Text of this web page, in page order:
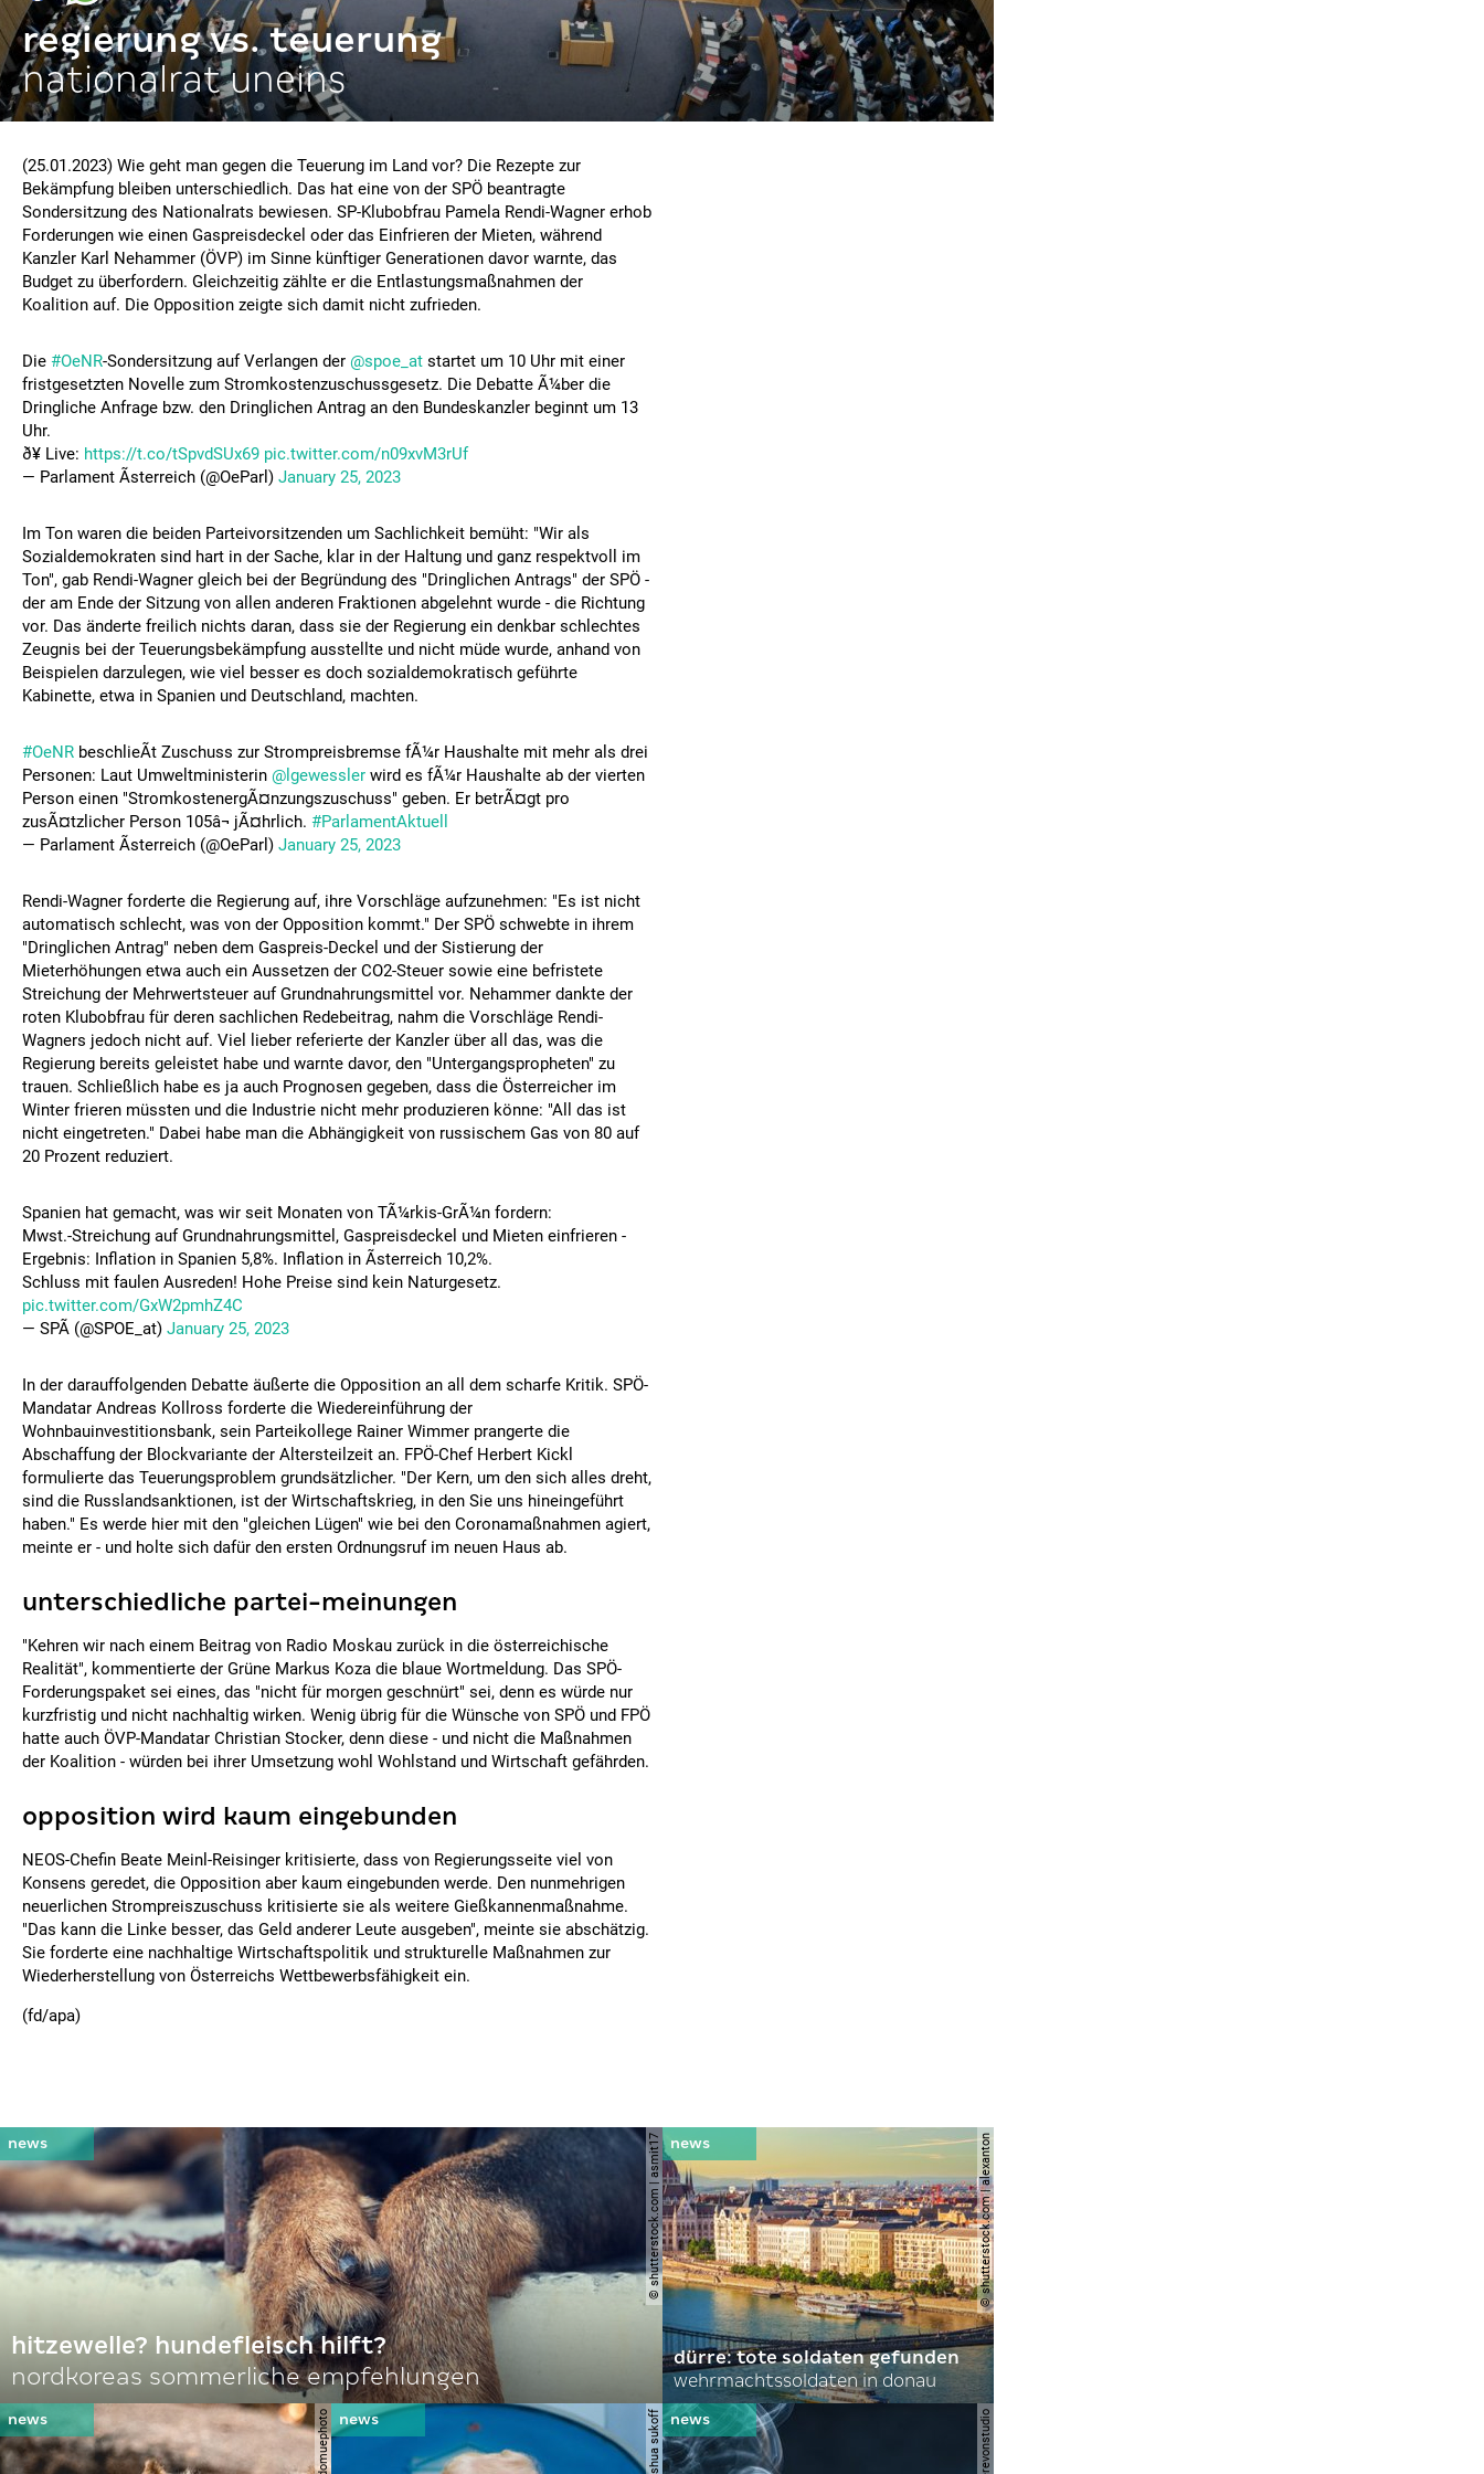
regierung vs. teuerung
nationalrat uneins
(25.01.2023) Wie geht man gegen die Teuerung im Land vor? Die Rezepte zur
Bekämpfung bleiben unterschiedlich. Das hat eine von der SPÖ beantragte
Sondersitzung des Nationalrats bewiesen. SP-Klubobfrau Pamela Rendi-Wagner erhob
Forderungen wie einen Gaspreisdeckel oder das Einfrieren der Mieten, während
Kanzler Karl Nehammer (ÖVP) im Sinne künftiger Generationen davor warnte, das
Budget zu überfordern. Gleichzeitig zählte er die Entlastungsmaßnahmen der
Koalition auf. Die Opposition zeigte sich damit nicht zufrieden.
Die #OeNR-Sondersitzung auf Verlangen der @spoe_at startet um 10 Uhr mit einer
fristgesetzten Novelle zum Stromkostenzuschussgesetz. Die Debatte Ã¼ber die
Dringliche Anfrage bzw. den Dringlichen Antrag an den Bundeskanzler beginnt um 13
Uhr.
ð¥ Live: https://t.co/tSpvdSUx69 pic.twitter.com/n09xvM3rUf
— Parlament Ãsterreich (@OeParl) January 25, 2023
Im Ton waren die beiden Parteivorsitzenden um Sachlichkeit bemüht: "Wir als
Sozialdemokraten sind hart in der Sache, klar in der Haltung und ganz respektvoll im
Ton", gab Rendi-Wagner gleich bei der Begründung des "Dringlichen Antrags" der SPÖ -
der am Ende der Sitzung von allen anderen Fraktionen abgelehnt wurde - die Richtung
vor. Das änderte freilich nichts daran, dass sie der Regierung ein denkbar schlechtes
Zeugnis bei der Teuerungsbekämpfung ausstellte und nicht müde wurde, anhand von
Beispielen darzulegen, wie viel besser es doch sozialdemokratisch geführte
Kabinette, etwa in Spanien und Deutschland, machten.
#OeNR beschlieÃt Zuschuss zur Strompreisbremse fÃ¼r Haushalte mit mehr als drei
Personen: Laut Umweltministerin @lgewessler wird es fÃ¼r Haushalte ab der vierten
Person einen "StromkostenergÃ¤nzungszuschuss" geben. Er betrÃ¤gt pro
zusÃ¤tzlicher Person 105â¬ jÃ¤hrlich. #ParlamentAktuell
— Parlament Ãsterreich (@OeParl) January 25, 2023
Rendi-Wagner forderte die Regierung auf, ihre Vorschläge aufzunehmen: "Es ist nicht
automatisch schlecht, was von der Opposition kommt." Der SPÖ schwebte in ihrem
"Dringlichen Antrag" neben dem Gaspreis-Deckel und der Sistierung der
Mieterhöhungen etwa auch ein Aussetzen der CO2-Steuer sowie eine befristete
Streichung der Mehrwertsteuer auf Grundnahrungsmittel vor. Nehammer dankte der
roten Klubobfrau für deren sachlichen Redebeitrag, nahm die Vorschläge Rendi-
Wagners jedoch nicht auf. Viel lieber referierte der Kanzler über all das, was die
Regierung bereits geleistet habe und warnte davor, den "Untergangspropheten" zu
trauen. Schließlich habe es ja auch Prognosen gegeben, dass die Österreicher im
Winter frieren müssten und die Industrie nicht mehr produzieren könne: "All das ist
nicht eingetreten." Dabei habe man die Abhängigkeit von russischem Gas von 80 auf
20 Prozent reduziert.
Spanien hat gemacht, was wir seit Monaten von TÃ¼rkis-GrÃ¼n fordern:
Mwst.-Streichung auf Grundnahrungsmittel, Gaspreisdeckel und Mieten einfrieren -
Ergebnis: Inflation in Spanien 5,8%. Inflation in Ãsterreich 10,2%.
Schluss mit faulen Ausreden! Hohe Preise sind kein Naturgesetz.
pic.twitter.com/GxW2pmhZ4C
— SPÃ (@SPOE_at) January 25, 2023
In der darauffolgenden Debatte äußerte die Opposition an all dem scharfe Kritik. SPÖ-
Mandatar Andreas Kollross forderte die Wiedereinführung der
Wohnbauinvestitionsbank, sein Parteikollege Rainer Wimmer prangerte die
Abschaffung der Blockvariante der Altersteilzeit an. FPÖ-Chef Herbert Kickl
formulierte das Teuerungsproblem grundsätzlicher. "Der Kern, um den sich alles dreht,
sind die Russlandsanktionen, ist der Wirtschaftskrieg, in den Sie uns hineingeführt
haben." Es werde hier mit den "gleichen Lügen" wie bei den Coronamaßnahmen agiert,
meinte er - und holte sich dafür den ersten Ordnungsruf im neuen Haus ab.
unterschiedliche partei-meinungen
"Kehren wir nach einem Beitrag von Radio Moskau zurück in die österreichische
Realität", kommentierte der Grüne Markus Koza die blaue Wortmeldung. Das SPÖ-
Forderungspaket sei eines, das "nicht für morgen geschnürt" sei, denn es würde nur
kurzfristig und nicht nachhaltig wirken. Wenig übrig für die Wünsche von SPÖ und FPÖ
hatte auch ÖVP-Mandatar Christian Stocker, denn diese - und nicht die Maßnahmen
der Koalition - würden bei ihrer Umsetzung wohl Wohlstand und Wirtschaft gefährden.
opposition wird kaum eingebunden
NEOS-Chefin Beate Meinl-Reisinger kritisierte, dass von Regierungsseite viel von
Konsens geredet, die Opposition aber kaum eingebunden werde. Den nunmehrigen
neuerlichen Strompreiszuschuss kritisierte sie als weitere Gießkannenmaßnahme.
"Das kann die Linke besser, das Geld anderer Leute ausgeben", meinte sie abschätzig.
Sie forderte eine nachhaltige Wirtschaftspolitik und strukturelle Maßnahmen zur
Wiederherstellung von Österreichs Wettbewerbsfähigkeit ein.
(fd/apa)
© shutterstock.com | asmit17
hitzewelle? hundefleisch hilft?
nordkoreas sommerliche empfehlungen
© shutterstock.com | alexanton
dürre: tote soldaten gefunden
wehrmachtssoldaten in donau